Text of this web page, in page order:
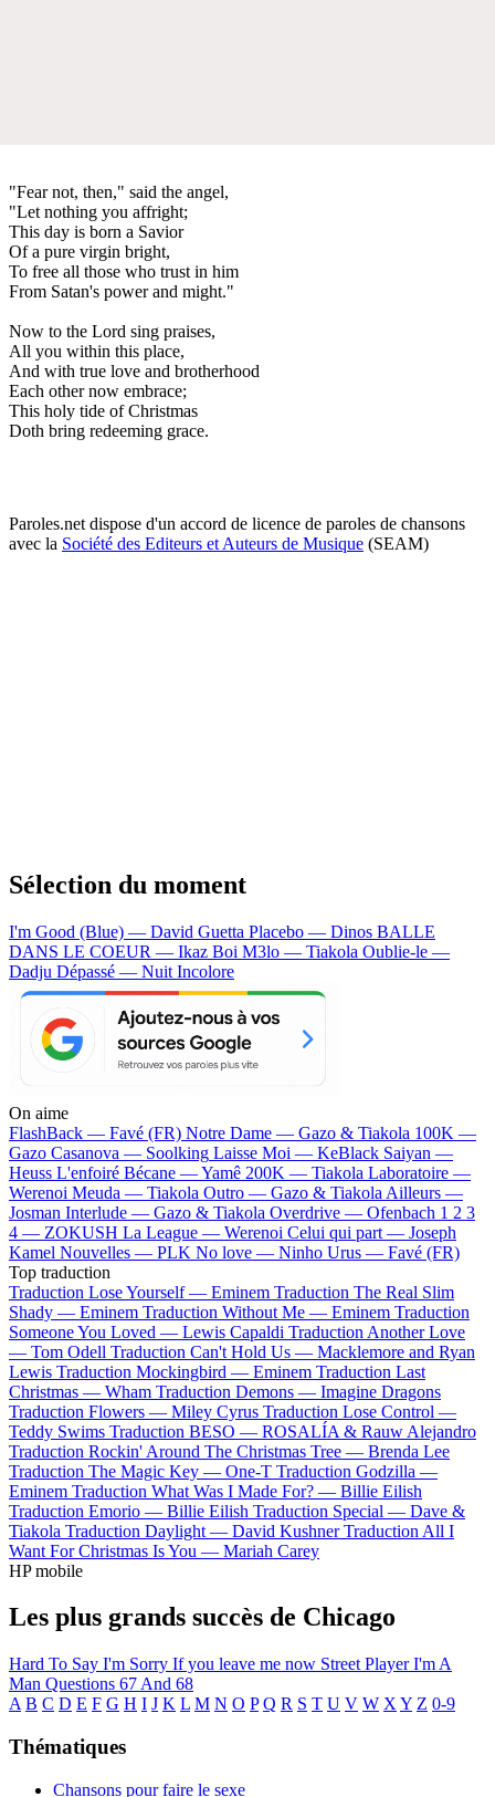
"Fear not, then," said the angel,
"Let nothing you affright;
This day is born a Savior
Of a pure virgin bright,
To free all those who trust in him
From Satan's power and might."
Now to the Lord sing praises,
All you within this place,
And with true love and brotherhood
Each other now embrace;
This holy tide of Christmas
Doth bring redeeming grace.
Paroles.net dispose d'un accord de licence de paroles de chansons
avec la Société des Editeurs et Auteurs de Musique (SEAM)
Sélection du moment
I'm Good (Blue) — David Guetta Placebo — Dinos BALLE
DANS LE COEUR — Ikaz Boi M3lo — Tiakola Oublie-le —
Dadju Dépassé — Nuit Incolore
On aime
FlashBack — Favé (FR) Notre Dame — Gazo & Tiakola 100K —
Gazo Casanova — Soolking Laisse Moi — KeBlack Saiyan —
Heuss L'enfoiré Bécane —Yamê 200K — Tiakola Laboratoire —
Werenoi Meuda — Tiakola Outro — Gazo & Tiakola Ailleurs —
Josman Interlude — Gazo & Tiakola Overdrive — Ofenbach 1 2 3
4 — ZOKUSH La League — Werenoi Celui qui part — Joseph
Kamel Nouvelles — PLK No love — Ninho Urus — Favé (FR)
Top traduction
Traduction Lose Yourself — Eminem Traduction The Real Slim
Shady — Eminem Traduction Without Me — Eminem Traduction
Someone You Loved — Lewis Capaldi Traduction Another Love
— Tom Odell Traduction Can't Hold Us — Macklemore and Ryan
Lewis Traduction Mockingbird — Eminem Traduction Last
Christmas — Wham Traduction Demons — Imagine Dragons
Traduction Flowers — Miley Cyrus Traduction Lose Control —
Teddy Swims Traduction BESO — ROSALÍA & Rauw Alejandro
Traduction Rockin' Around The Christmas Tree — Brenda Lee
Traduction The Magic Key — One-T Traduction Godzilla —
Eminem Traduction What Was I Made For? — Billie Eilish
Traduction Emorio — Billie Eilish Traduction Special — Dave &
Tiakola Traduction Daylight — David Kushner Traduction All I
Want For Christmas Is You — Mariah Carey
HP mobile
Les plus grands succès de Chicago
Hard To Say I'm Sorry If you leave me now Street PlayerI'm A
Man Questions 67 And 68
A B C D E F G H I J K L M N O P Q R S T U V W X Y Z 0-9
Thématiques
Chansons pour faire le sexe